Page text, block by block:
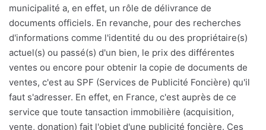
municipalité a, en effet, un rôle de délivrance de
documents officiels. En revanche, pour des recherches
d'informations comme l'identité du ou des propriétaire(s)
actuel(s) ou passé(s) d'un bien, le prix des différentes
ventes ou encore pour obtenir la copie de documents de
ventes, c'est au SPF (Services de Publicité Foncière) qu'il
faut s'adresser. En effet, en France, c'est auprès de ce
service que toute tansaction immobilière (acquisition,
vente, donation) fait l'objet d'une publicité foncière. Ces